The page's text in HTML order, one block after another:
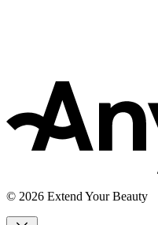
© 2026 Extend Your Beauty